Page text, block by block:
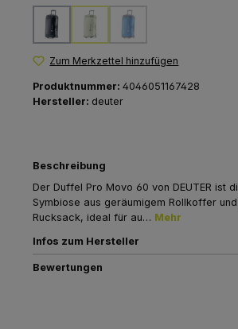
black mineral-grove
(Diese Option ist zurzeit nicht
neptune-nightblue
(Diese Option ist zurzeit
Zum Merkzettel hinzufügen
Produktnummer: 4046051167428
Hersteller: deuter
Beschreibung
Der Duffel Pro Movo 60 von DEUTER ist
Symbiose aus geräumigem Rollkoffer
Rucksack, ideal für au… Mehr
Infos zum Hersteller
Bewertungen